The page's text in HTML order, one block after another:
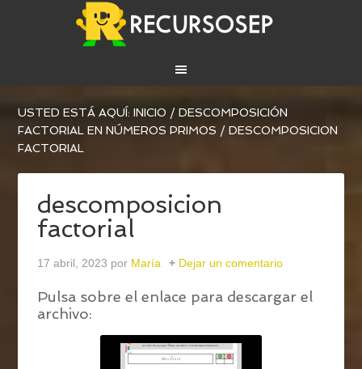
USTED ESTÁ AQUÍ:INICIO / DESCOMPOSICIÓN
FACTORIAL EN NÚMEROS PRIMOS / DESCOMPOSICION
FACTORIAL
descomposicion
factorial
17 abril, 2023 por María Dejar un comentario
Pulsa sobre el enlace para descargar el
archivo: